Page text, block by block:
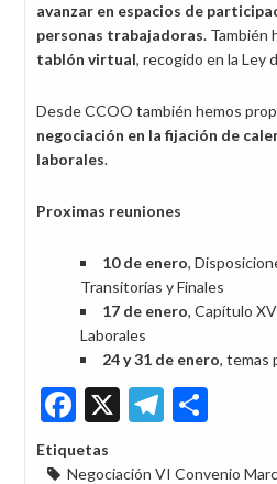
avanzar en espacios de
personas trabajadoras. También
tablón virtual, recogido en la Ley
Desde CCOO también hemos
negociación en la fijación de
laborales.
Proximas reuniones
10 de enero,
Transitorias y Finales
17 de enero, Capítulo
Laborales
24 y 31 de enero, temas
Facebook
X
Etiquetas
Negociación VI Convenio